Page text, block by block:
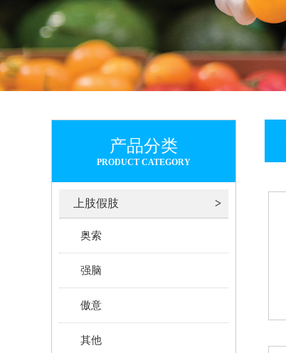
产品分类
PRODUCT CATEGORY
上肢假肢
奥索
强脑
傲意
其他